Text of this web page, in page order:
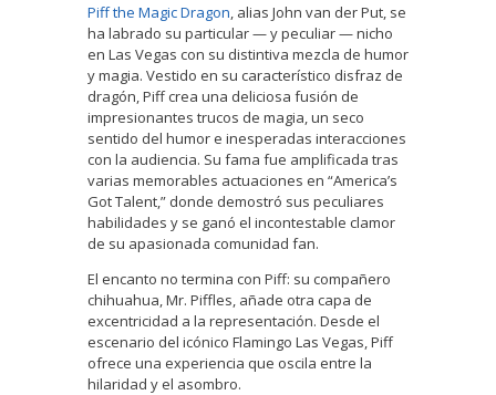
Piff the Magic Dragon, alias John van der Put, se
ha labrado su particular — y peculiar — nicho
en Las Vegas con su distintiva mezcla de humor
y magia. Vestido en su característico disfraz de
dragón, Piff crea una deliciosa fusión de
impresionantes trucos de magia, un seco
sentido del humor e inesperadas interacciones
con la audiencia. Su fama fue amplificada tras
varias memorables actuaciones en “America’s
Got Talent,” donde demostró sus peculiares
habilidades y se ganó el incontestable clamor
de su apasionada comunidad fan.
El encanto no termina con Piff: su compañero
chihuahua, Mr. Piffles, añade otra capa de
excentricidad a la representación. Desde el
escenario del icónico Flamingo Las Vegas, Piff
ofrece una experiencia que oscila entre la
hilaridad y el asombro.